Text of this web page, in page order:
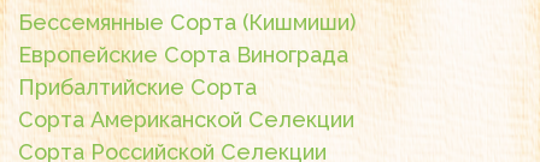
Бессемянные Сорта (Кишмиши)
Европейские Сорта Винограда
Прибалтийские Сорта
Сорта Американской Селекции
Сорта Российской Селекции